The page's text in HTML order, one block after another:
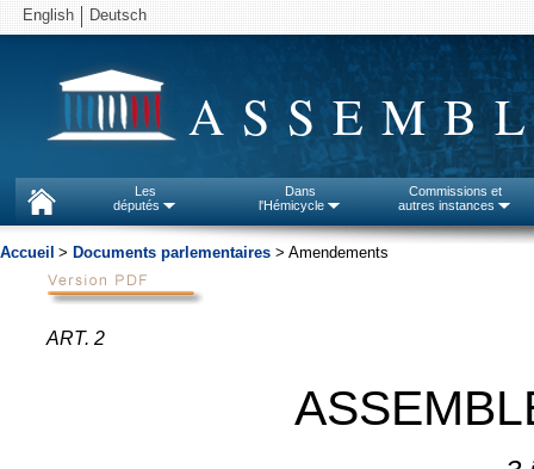
English Deutsch
Les
députés
Dans
l'Hémicycle
Commissions et
autres instances
Accueil > Documents parlementaires > Amendements
ART. 2